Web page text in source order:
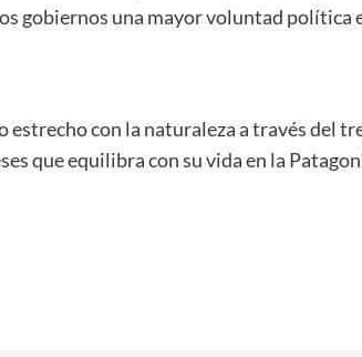
gobiernos una mayor voluntad política
con la naturaleza a través del
que equilibra con su vida en la